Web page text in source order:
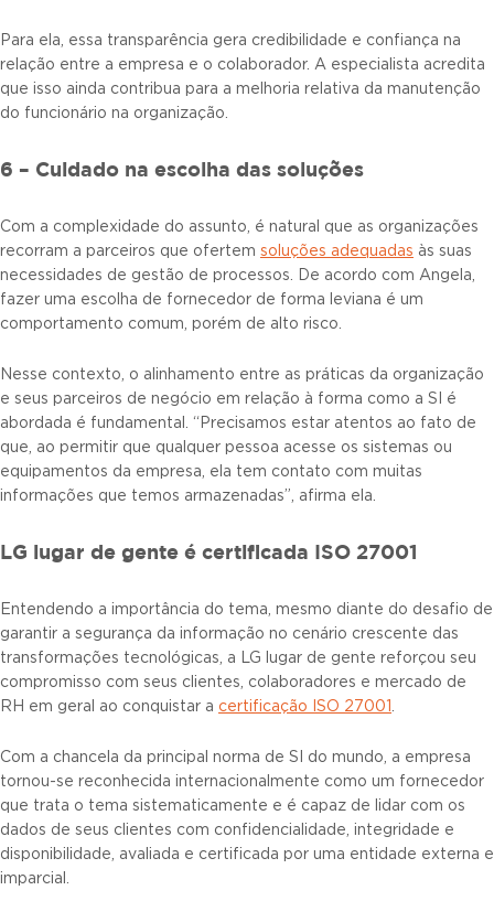
Para ela, essa transparência gera credibilidade e confiança na
relação entre a empresa e o colaborador. A especialista acredita
que isso ainda contribua para a melhoria relativa da manutenção
do funcionário na organização.
6 – Cuidado na escolha das soluções
Com a complexidade do assunto, é natural que as organizações
recorram a parceiros que ofertem soluções adequadas às suas
necessidades de gestão de processos. De acordo com Angela,
fazer uma escolha de fornecedor de forma leviana é um
comportamento comum, porém de alto risco.
Nesse contexto, o alinhamento entre as práticas da organização
e seus parceiros de negócio em relação à forma como a SI é
abordada é fundamental. “Precisamos estar atentos ao fato de
que, ao permitir que qualquer pessoa acesse os sistemas ou
equipamentos da empresa, ela tem contato com muitas
informações que temos armazenadas”, afirma ela.
LG lugar de gente é certificada ISO 27001
Entendendo a importância do tema, mesmo diante do desafio de
garantir a segurança da informação no cenário crescente das
transformações tecnológicas, a LG lugar de gente reforçou seu
compromisso com seus clientes, colaboradores e mercado de
RH em geral ao conquistar a certificação ISO 27001 .
Com a chancela da principal norma de SI do mundo, a empresa
tornou-se reconhecida internacionalmente como um fornecedor
que trata o tema sistematicamente e é capaz de lidar com os
dados de seus clientes com confidencialidade, integridade e
disponibilidade, avaliada e certificada por uma entidade externa e
imparcial.